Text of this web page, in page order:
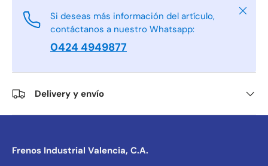
Si deseas más información del artículo,
contáctanos a nuestro Whatsapp:
0424 4949877
Cerrar
Delivery y envío
Frenos Industrial Valencia, C.A.